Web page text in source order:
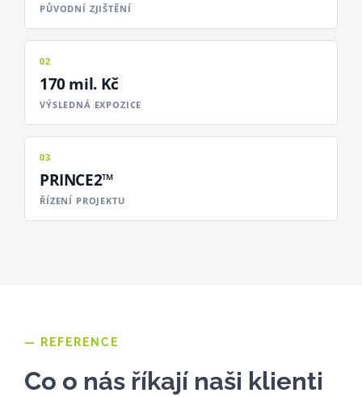
PŮVODNÍ ZJIŠTĚNÍ
02
170 mil. Kč
VÝSLEDNÁ EXPOZICE
03
PRINCE2™
ŘÍZENÍ PROJEKTU
— REFERENCE
Co o nás říkají naši klienti